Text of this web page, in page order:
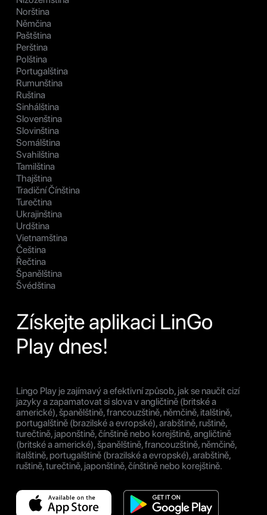
Norština
Němčina
Paštština
Perština
Polština
Portugalština
Rumunština
Ruština
Sinhálština
Slovenština
Slovinština
Somálština
Svahilština
Tamilština
Thajština
Tradiční Čínština
Turečtina
Ukrajinština
Urdština
Vietnamština
Čeština
Řečtina
Španělština
Švédština
Získejte aplikaci LinGo
Play dnes!
Lingo Play je zajímavý a efektivní způsob, jak se naučit cizí
jazyky a zapamatovat si slova v angličtině (britské a
americké), španělštině, francouzštině, němčině, italštině,
portugalštině (brazilské a evropské), arabštině, ruštině,
turečtině, japonštině, čínštině nebo korejštině, angličtině
(britské a americké), španělštině, francouzštině, němčině,
italštině, portugalštině (brazilské a evropské), arabštině,
ruštině, turečtině, japonštině, čínštině nebo korejštině.